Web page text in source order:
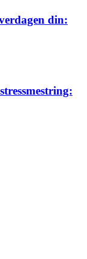
din: